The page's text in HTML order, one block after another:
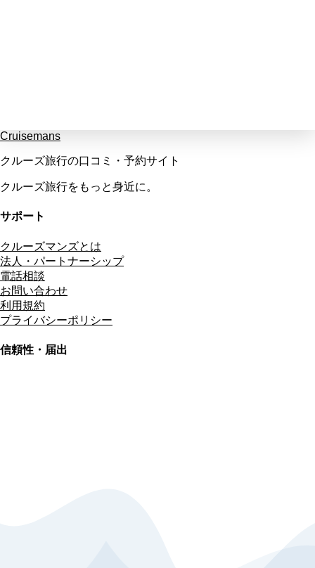
Cruisemans
クルーズ旅行の口コミ・予約サイト
クルーズ旅行をもっと身近に。
サポート
クルーズマンズとは
法人・パートナーシップ
電話相談
お問い合わせ
利用規約
プライバシーポリシー
信頼性・届出